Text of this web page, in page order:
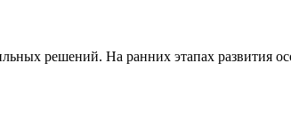
решений. На ранних этапах развития